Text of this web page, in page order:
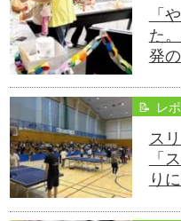
「
た
発
📝 レ
ス
「
り